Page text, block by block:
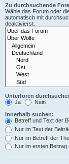
Zu durchsuchende
Wähle das Forum oder
automatisch mit
deaktivierst.
Unterforen
Ja
Nein
Innerhalb suchen:
Betreff und Text der
Nur im Text der
Nur im Betreff der
Nur im ersten Beitrag